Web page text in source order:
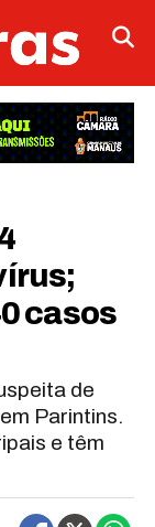
casos
de
Parintins.
e têm